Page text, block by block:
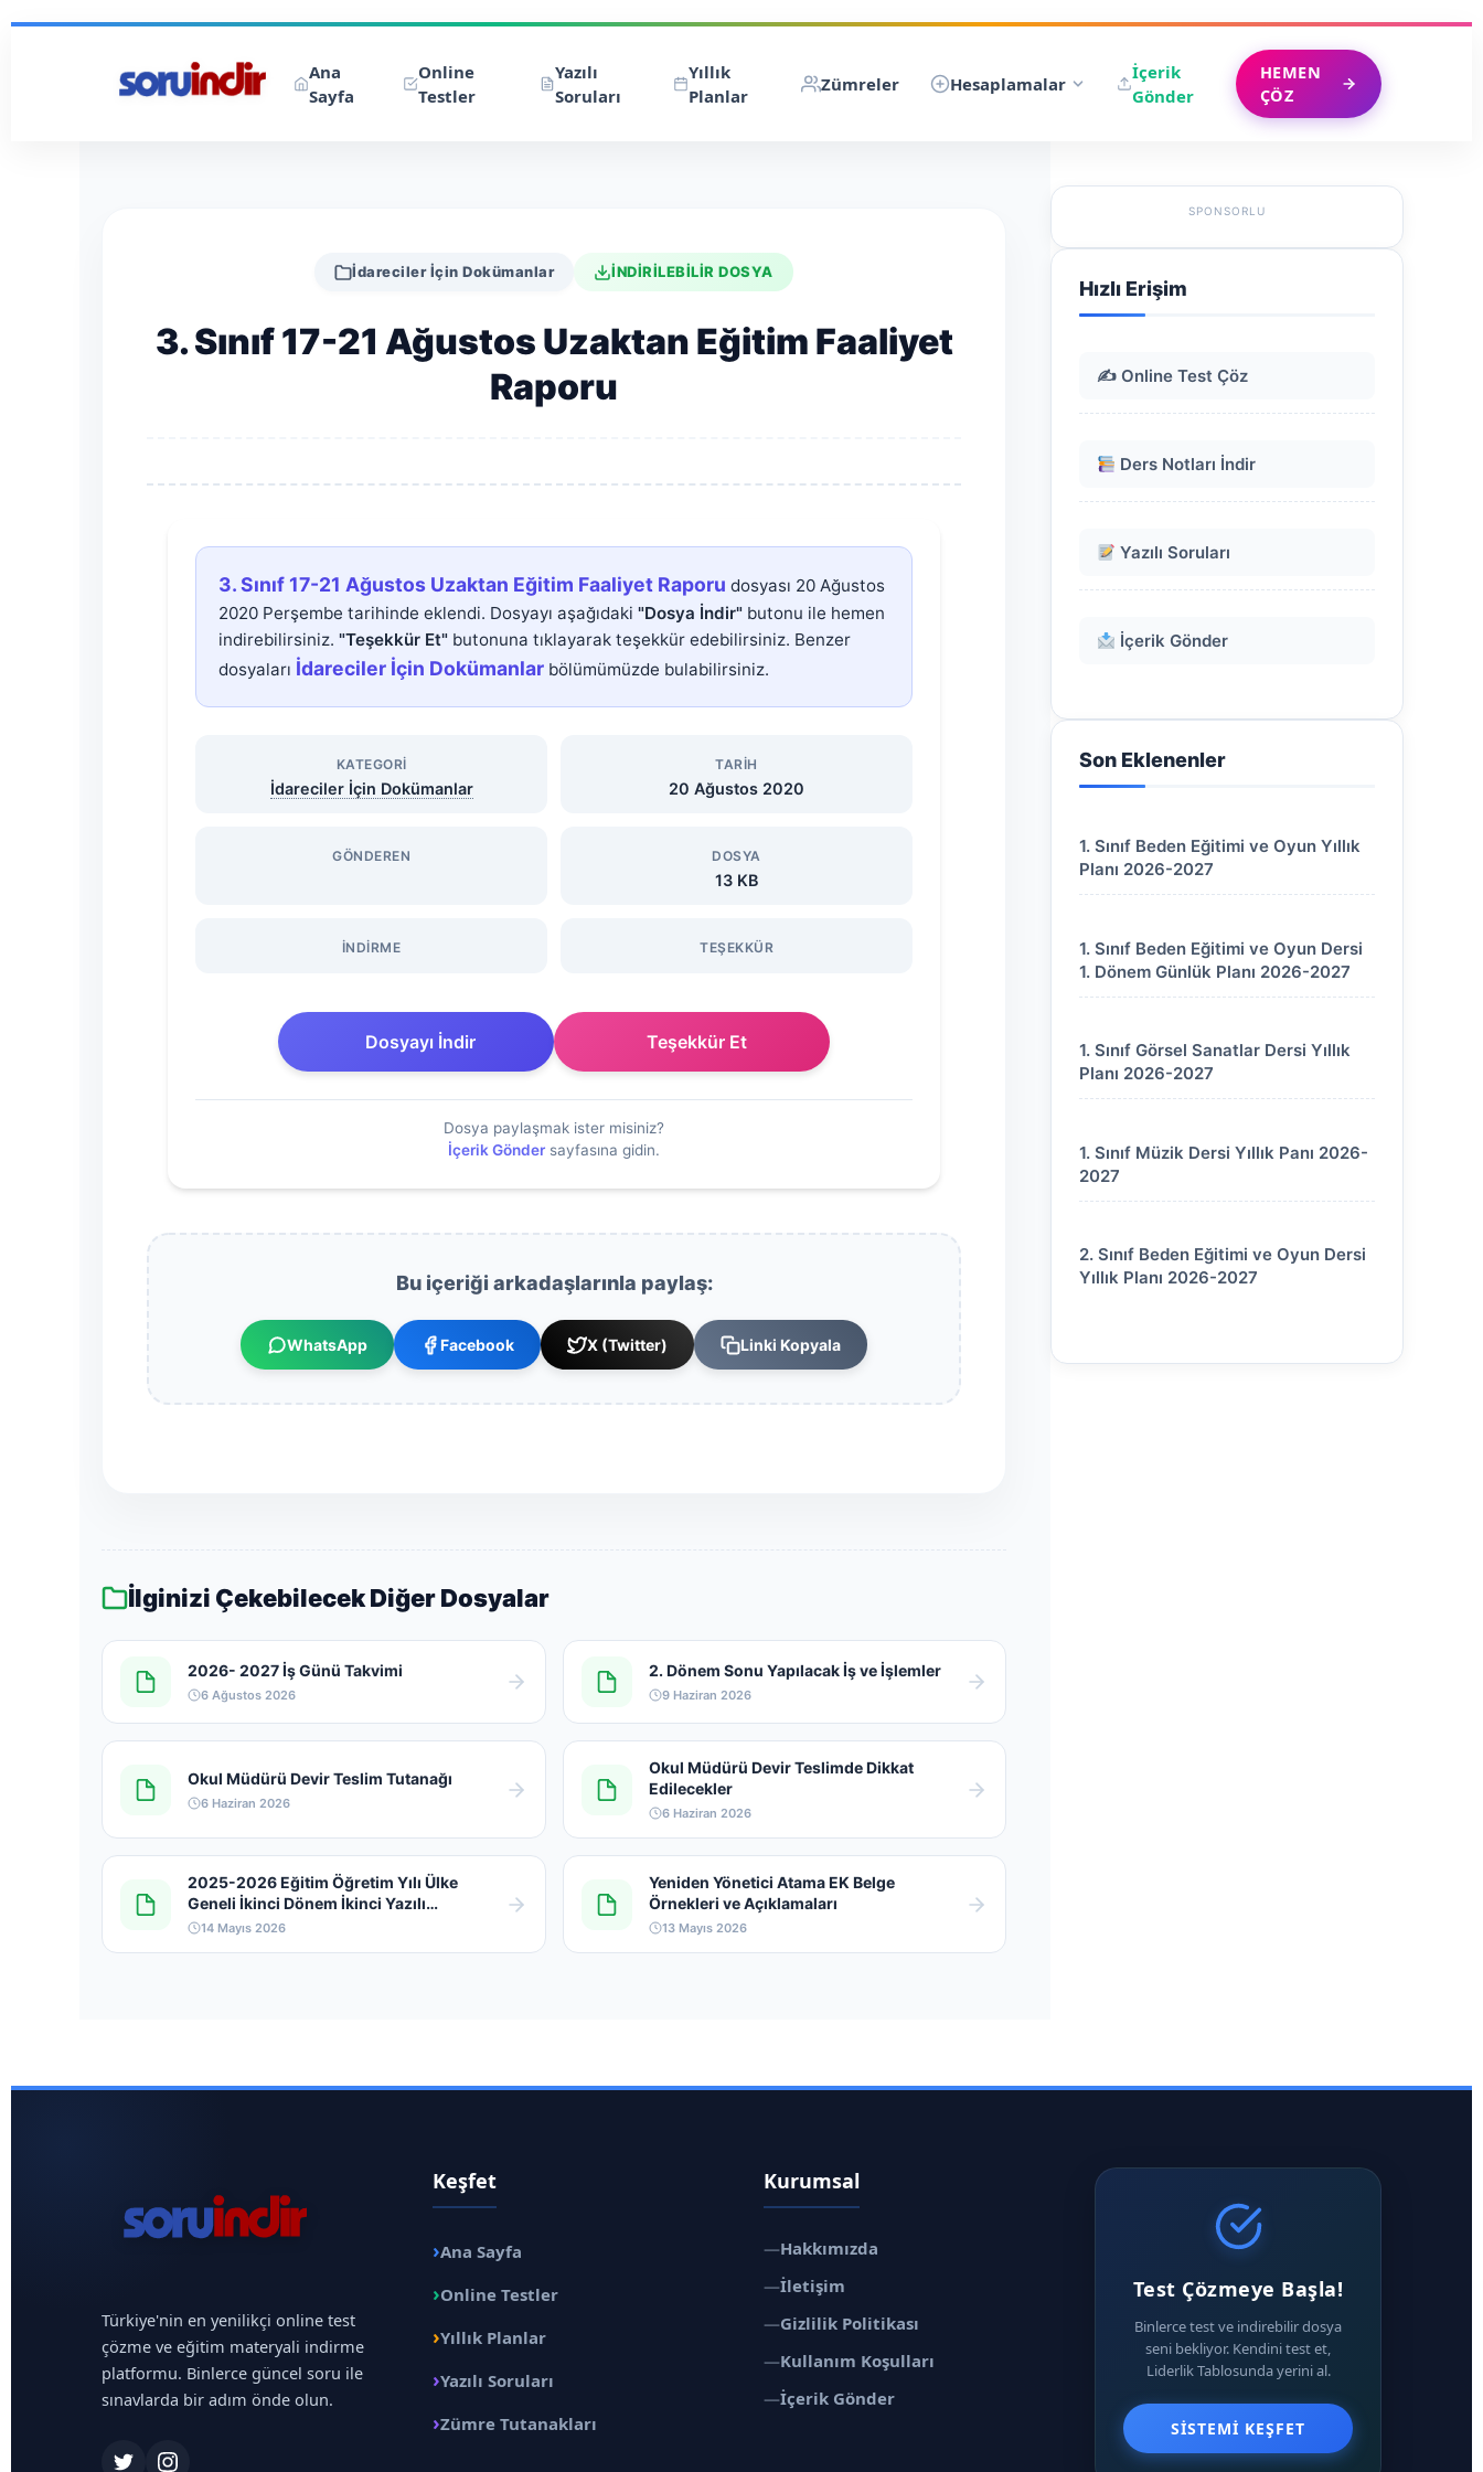
Ana
Sayfa
Online
Testler
Yazılı
Soruları
Yıllık
Planlar
Zümreler Hesaplamalar
İçerik
Gönder
HEMEN
ÇÖZ
İdareciler İçin Dokümanlar İNDİRİLEBİLİR DOSYA
3. Sınıf 17-21 Ağustos Uzaktan Eğitim Faaliyet
Raporu
3.
Sınıf
17-
Ağustos
Uzaktan
Faaliyet
Raporu
Dosyasını
3. Sınıf 17-21 Ağustos Uzaktan Eğitim Faaliyet Raporu dosyası 20 Ağustos
2020 Perşembe tarihinde eklendi. Dosyayı aşağıdaki "Dosya İndir" butonu ile hemen
indirebilirsiniz. "Teşekkür Et" butonuna tıklayarak teşekkür edebilirsiniz. Benzer
dosyaları İdareciler İçin Dokümanlar bölümümüzde bulabilirsiniz.
KATEGORI
İdareciler İçin Dokümanlar
TARIH
20 Ağustos 2020
GÖNDEREN DOSYA
13 KB
İNDIRME TEŞEKKÜR
Dosyayı İndir Teşekkür Et
Dosya paylaşmak ister misiniz?
İçerik Gönder sayfasına gidin.
Bu içeriği arkadaşlarınla paylaş:
WhatsApp Facebook X (Twitter) Linki Kopyala
İlginizi Çekebilecek Diğer Dosyalar
2026- 2027 İş Günü Takvimi
6 Ağustos 2026
2. Dönem Sonu Yapılacak İş ve İşlemler
9 Haziran 2026
Okul Müdürü Devir Teslim Tutanağı
6 Haziran 2026
Okul Müdürü Devir Teslimde Dikkat
Edilecekler
6 Haziran 2026
2025-2026 Eğitim Öğretim Yılı Ülke
Geneli İkinci Dönem İkinci Yazılı
Sınavlarına İlişkin Kılavuz
14 Mayıs 2026
Yeniden Yönetici Atama EK Belge
Örnekleri ve Açıklamaları
13 Mayıs 2026
SPONSORLU
Hızlı Erişim
✍️ Online Test Çöz
Ders Notları İndir
Yazılı Soruları
İçerik Gönder
Son Eklenenler
1. Sınıf Beden Eğitimi ve Oyun Yıllık
Planı 2026-2027
1. Sınıf Beden Eğitimi ve Oyun Dersi
1. Dönem Günlük Planı 2026-2027
1. Sınıf Görsel Sanatlar Dersi Yıllık
Planı 2026-2027
1. Sınıf Müzik Dersi Yıllık Panı 2026-
2027
2. Sınıf Beden Eğitimi ve Oyun Dersi
Yıllık Planı 2026-2027
Türkiye'nin en yenilikçi online test
çözme ve eğitim materyali indirme
platformu. Binlerce güncel soru ile
sınavlarda bir adım önde olun.
Keşfet
›Ana Sayfa
›Online Testler
›Yıllık Planlar
›Yazılı Soruları
›Zümre Tutanakları
Kurumsal
—Hakkımızda
—İletişim
—Gizlilik Politikası
—Kullanım Koşulları
—İçerik Gönder
Test Çözmeye Başla!
Binlerce test ve indirebilir dosya
seni bekliyor. Kendini test et,
Liderlik Tablosunda yerini al.
SISTEMI KEŞFET